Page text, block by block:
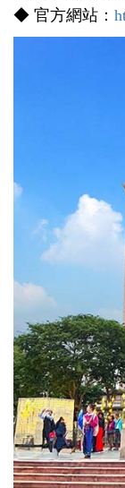
◆ 官方網站：